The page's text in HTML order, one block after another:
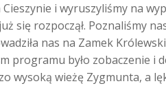
i wyruszyliśmy na
się rozpoczął. Poznaliśmy
nas na Zamek
programu było zobaczenie i
wieżę Zygmunta, a